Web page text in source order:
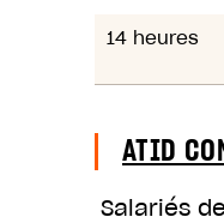
14 heures
ATID
Salariés